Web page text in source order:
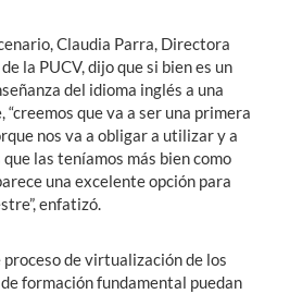
Claudia Parra, Directora
de la PUCV, dijo que si bien es un
del idioma inglés a una
que va a ser una primera
nos va a obligar a utilizar y a
las teníamos más bien como
una excelente opción para
enfatizó.
proceso de virtualización de los
formación fundamental puedan